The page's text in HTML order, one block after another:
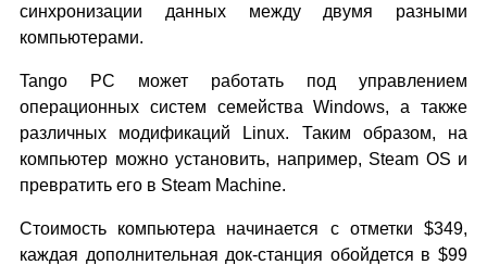
синхронизации данных между двумя разными
компьютерами.
Tango PC может работать под управлением
операционных систем семейства Windows, а также
различных модификаций Linux. Таким образом, на
компьютер можно установить, например, Steam OS и
превратить его в Steam Machine.
Стоимость компьютера начинается с отметки $349,
каждая дополнительная док-станция обойдется в $99